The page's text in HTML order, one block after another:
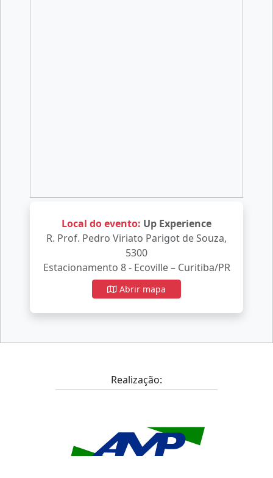
Local do evento: Up Experience
R. Prof. Pedro Viriato Parigot de Souza,
5300
Estacionamento 8 - Ecoville – Curitiba/PR
Abrir mapa
Realização: